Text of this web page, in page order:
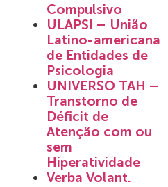
Compulsivo
ULAPSI – União
Latino-americana
de Entidades de
Psicologia
UNIVERSO TAH –
Transtorno de
Déficit de
Atenção com ou
sem
Hiperatividade
Verba Volant.